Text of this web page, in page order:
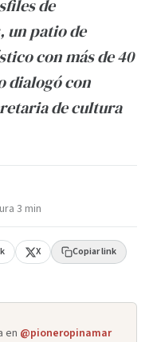
de
un patio de
con más de 40
dialogó con
de cultura
3 min
X Copiar link
en @pioneropinamar